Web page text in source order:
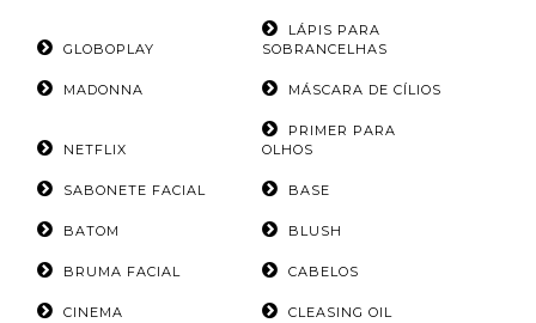
GLOBOPLAY
LÁPIS PARA
SOBRANCELHAS
MADONNA MÁSCARA DE CÍLIOS
NETFLIX
PRIMER PARA
OLHOS
SABONETE FACIAL BASE
BATOM BLUSH
BRUMA FACIAL CABELOS
CINEMA CLEASING OIL